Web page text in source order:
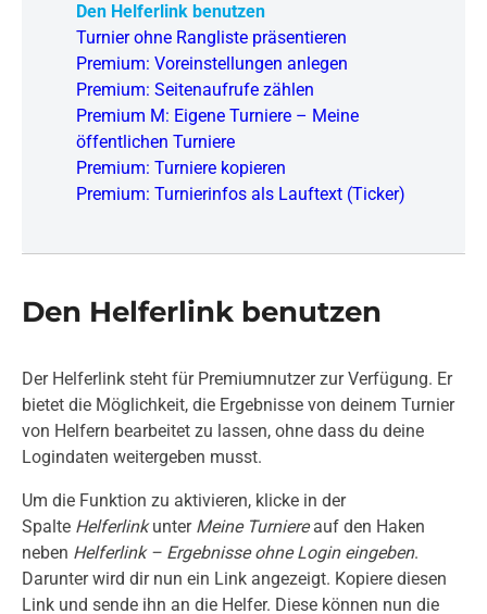
Den Helferlink benutzen
Turnier ohne Rangliste präsentieren
Premium: Voreinstellungen anlegen
Premium: Seitenaufrufe zählen
Premium M: Eigene Turniere – Meine
öffentlichen Turniere
Premium: Turniere kopieren
Premium: Turnierinfos als Lauftext (Ticker)
Den Helferlink benutzen
Der Helferlink steht für Premiumnutzer zur Verfügung. Er
bietet die Möglichkeit, die Ergebnisse von deinem Turnier
von Helfern bearbeitet zu lassen, ohne dass du deine
Logindaten weitergeben musst.
Um die Funktion zu aktivieren, klicke in der
Spalte Helferlinkunter Meine Turniereauf den Haken
neben Helferlink – Ergebnisse ohne Login eingeben.
Darunter wird dir nun ein Link angezeigt. Kopiere diesen
Link und sende ihn an die Helfer. Diese können nun die